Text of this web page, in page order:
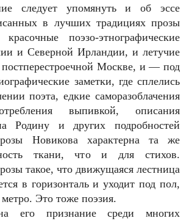
следует упомянуть и об эссе
в лучших традициях прозы
поэзо-этнографические
и Северной Ирландии, и летучие
Москве, и — под
заметки, где сплелись
поэта, едкие саморазоблачения
выпивкой, описания
Родину и других подробностей
Новикова характерна та же
ткани, что и для стихов.
такое, что движущаяся лестница
в горизонталь и уходит под пол,
метро. Это тоже поэзия.
его признание среди многих